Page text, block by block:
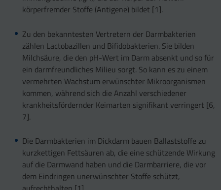
körperfremder Stoffe (Antigene) bildet [1].
Zu den bekanntesten Vertretern der Darmbakterien
zählen Lactobazillen und Bifidobakterien. Sie bilden
Milchsäure, die den pH-Wert im Darm absenkt und so für
ein darmfreundliches Milieu sorgt. So kann es zu einem
vermehrten Wachstum erwünschter Mikroorganismen
kommen, während sich die Anzahl verschiedener
krankheitsfördernder Keimarten signifikant verringert [6,
7].
Die Darmbakterien im Dickdarm bauen Ballaststoffe zu
kurzkettigen Fettsäuren ab, die eine schützende Wirkung
auf die Darmwand haben und die Darmbarriere, die vor
dem Eindringen unerwünschter Stoffe schützt,